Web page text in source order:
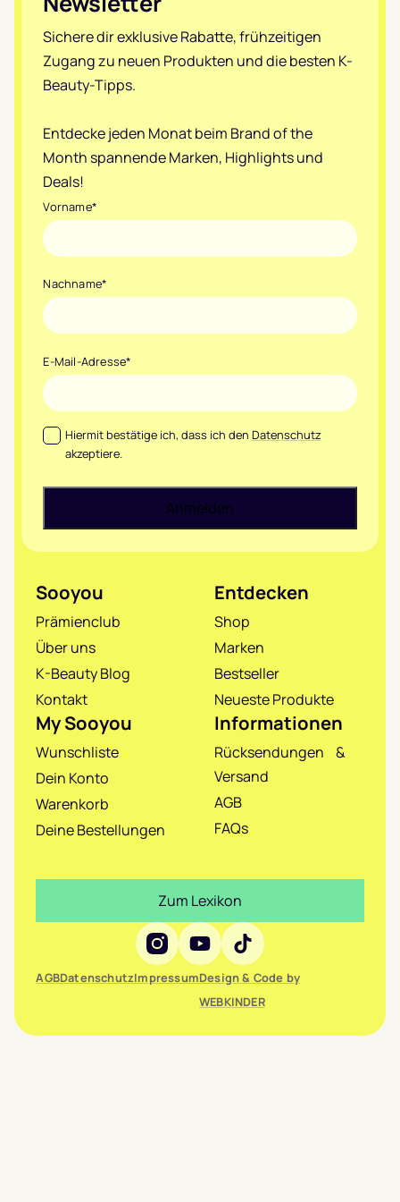
Sichere dir exklusive Rabatte, frühzeitigen
Zugang zu neuen Produkten und die besten K-
Beauty-Tipps.
Entdecke jeden Monat beim Brand of the
Month spannende Marken, Highlights und
Deals!
Vorname*
Nachname*
E-Mail-Adresse*
Datenschutz*
Hiermit bestätige ich, dass ich den Datenschutz
akzeptiere.
Sooyou
Prämienclub
Über uns
K-Beauty Blog
Kontakt
Entdecken
Shop
Marken
Bestseller
Neueste Produkte
My Sooyou
Wunschliste
Dein Konto
Warenkorb
Deine Bestellungen
Informationen
Rücksendungen &
Versand
AGB
FAQs
Social Media
AGBDatenschutzImpressumDesign & Code by
WEBKINDER
Zum Lexikon